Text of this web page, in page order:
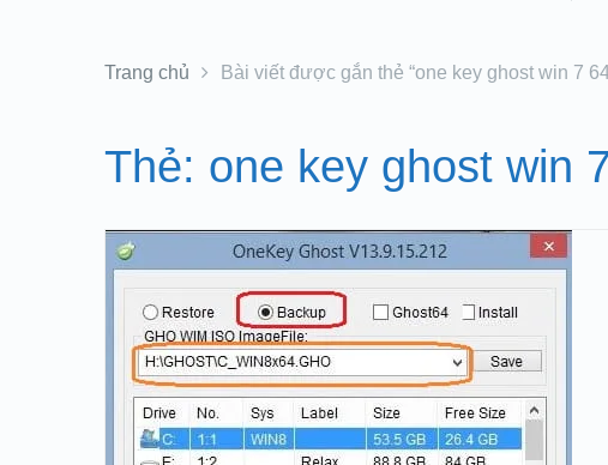
Trang chủ Bài viết được gắn thẻ “one key ghost win 7
Thẻ: one key ghost win